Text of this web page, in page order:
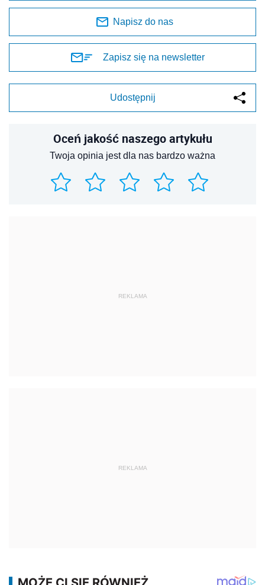
Napisz do nas
Zapisz się na newsletter
Udostępnij
Oceń jakość naszego artykułu
Twoja opinia jest dla nas bardzo ważna
REKLAMA
REKLAMA